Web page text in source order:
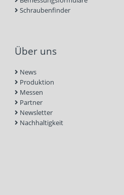
Schraubenfinder
Über uns
News
Produktion
Messen
Partner
Newsletter
Nachhaltigkeit